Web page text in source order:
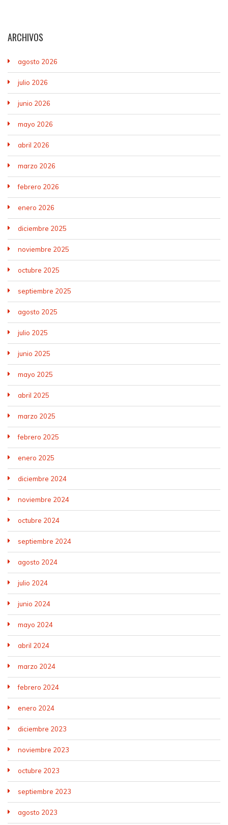
ARCHIVOS
agosto 2026
julio 2026
junio 2026
mayo 2026
abril 2026
marzo 2026
febrero 2026
enero 2026
diciembre 2025
noviembre 2025
octubre 2025
septiembre 2025
agosto 2025
julio 2025
junio 2025
mayo 2025
abril 2025
marzo 2025
febrero 2025
enero 2025
diciembre 2024
noviembre 2024
octubre 2024
septiembre 2024
agosto 2024
julio 2024
junio 2024
mayo 2024
abril 2024
marzo 2024
febrero 2024
enero 2024
diciembre 2023
noviembre 2023
octubre 2023
septiembre 2023
agosto 2023